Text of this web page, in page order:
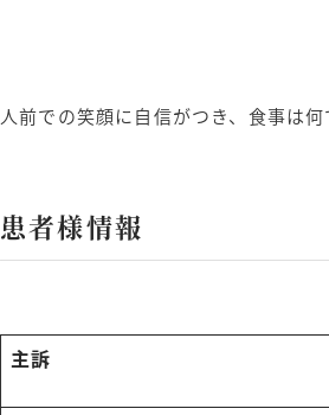
人前での笑顔に自信がつき、食事は
患者様情報
主訴